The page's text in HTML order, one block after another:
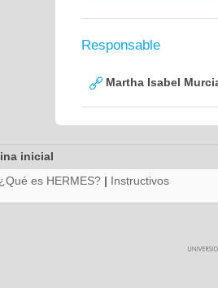
Responsable
Martha Isabel
inicial
¿Qué es HERMES? | Instructivos